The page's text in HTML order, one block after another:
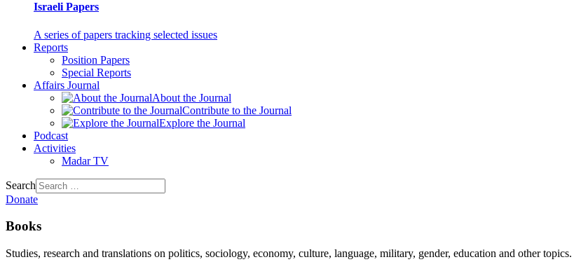
Israeli Papers
A series of papers tracking selected issues
Reports
Position Papers
Special Reports
Affairs Journal
About the Journal
Contribute to the Journal
Explore the Journal
Podcast
Activities
Madar TV
Search
Donate
Books
Studies, research and translations on politics, sociology, economy, culture, language, military, gender, education and other topics.